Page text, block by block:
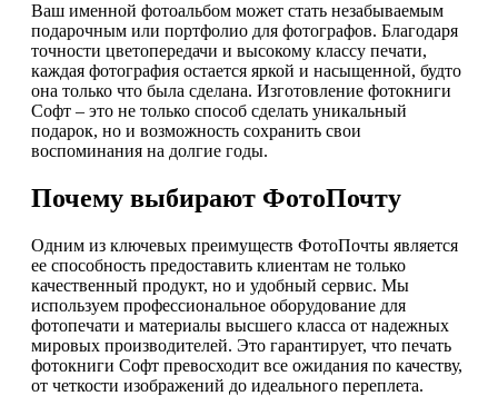
Ваш именной фотоальбом может стать незабываемым
подарочным или портфолио для фотографов. Благодаря
точности цветопередачи и высокому классу печати,
каждая фотография остается яркой и насыщенной, будто
она только что была сделана. Изготовление фотокниги
Софт – это не только способ сделать уникальный
подарок, но и возможность сохранить свои
воспоминания на долгие годы.
Почему выбирают ФотоПочту
Одним из ключевых преимуществ ФотоПочты является
ее способность предоставить клиентам не только
качественный продукт, но и удобный сервис. Мы
используем профессиональное оборудование для
фотопечати и материалы высшего класса от надежных
мировых производителей. Это гарантирует, что печать
фотокниги Софт превосходит все ожидания по качеству,
от четкости изображений до идеального переплета.